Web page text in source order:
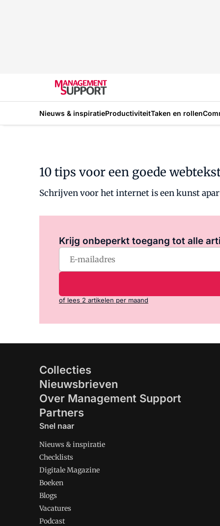
Nieuws & inspiratieProductiviteitTaken en rollen
10 tips voor een goede
Schrijven voor het internet is een kunst
Krijg onbeperkt toegang tot alle
of lees 2 artikelen per maand
Collecties
Nieuwsbrieven
Over Management Support
Partners
Snel naar
Nieuws & inspiratie
Checklists
Digitale Magazine
Boeken
Blogs
Vacatures
Podcast